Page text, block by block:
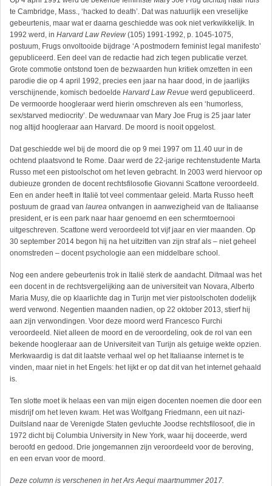
te Cambridge, Mass., ‘hacked to death’. Dat was natuurlijk een vreselijke
gebeurtenis, maar wat er daarna geschiedde was ook niet verkwikkelijk. In
1992 werd, in Harvard Law Review (105) 1991-1992, p. 1045-1075,
postuum, Frugs onvoltooide bijdrage ‘A postmodern feminist legal manifesto’
gepubliceerd. Een deel van de redactie had zich tegen publicatie verzet.
Grote commotie ontstond toen de bezwaarden hun kritiek omzetten in een
parodie die op 4 april 1992, precies een jaar na haar dood, in de jaarlijks
verschijnende, komisch bedoelde Harvard Law Revue werd gepubliceerd.
De vermoorde hoogleraar werd hierin omschreven als een ‘humorless,
sex/starved mediocrity’. De weduwnaar van Mary Joe Frug is 25 jaar later
nog altijd hoogleraar aan Harvard. De moord is nooit opgelost.
Dat geschiedde wel bij de moord die op 9 mei 1997 om 11.40 uur in de
ochtend plaatsvond te Rome. Daar werd de 22-jarige rechtenstudente Marta
Russo met een pistoolschot om het leven gebracht. In 2003 werd hiervoor op
dubieuze gronden de docent rechtsfilosofie Giovanni Scattone veroordeeld.
Een en ander heeft in Italië tot veel commentaar geleid. Marta Russo heeft
postuum de graad van laurea ontvangen in aanwezigheid van de Italiaanse
president, er is een park naar haar genoemd en een schermtoernooi
uitgeschreven. Scattone werd veroordeeld tot vijf jaar en vier maanden. Op
30 september 2014 begon hij na het uitzitten van zijn straf als – niet geheel
onomstreden – docent psychologie aan een middelbare school.
Nog een andere gebeurtenis trok in Italië sterk de aandacht. Ditmaal was het
een docent in de rechtsvergelijking aan de universiteit van Novara, Alberto
Maria Musy, die op klaarlichte dag in Turijn met vier pistoolschoten dodelijk
werd verwond. Negentien maanden nadien, op 22 oktober 2013, stierf hij
aan zijn verwondingen. Voor deze moord werd Francesco Furchi
veroordeeld. Niet alleen de moord en de veroordeling, ook de rol van een
bekende hoogleraar aan de Universiteit van Turijn als getuige wekte opzien.
Merkwaardig is dat dit laatste verhaal wel op het Italiaanse internet is te
vinden, maar niet in het Engels: het lijkt er op dat dit van het internet gehaald
is.
Ten slotte moet ik helaas een van mijn eigen docenten noemen die door een
misdrijf om het leven kwam. Het was Wolfgang Friedmann, een uit nazi-
Duitsland naar de Verenigde Staten gevluchte Joodse rechtsfilosoof, die in
1972 dicht bij Columbia University in New York, waar hij doceerde, werd
beroofd en gedood. Drie jongemannen zijn veroordeeld voor de beroving,
en een ervan voor de moord.
Deze column is verschenen in het Ars Aequi maartnummer 2017.